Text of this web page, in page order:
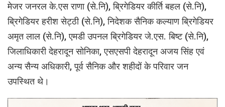
मेजर जनरल के.एस राणा (से.नि), ब्रिगेडियर कीर्ति बहल (से.नि),
ब्रिगेडियर हरीश सेट्ठी (से.नि), निदेशक सैनिक कल्याण ब्रिगेडियर
अमृत लाल (से.नि), एमडी उपनल ब्रिगेडियर जे.एस. बिष्ट (से.नि),
जिलाधिकारी देहरादून सोनिका, एसएसपी देहरादून अजय सिंह एवं
अन्य सैन्य अधिकारी, पूर्व सैनिक और शहीदों के परिवार जन
उपस्थित थे।